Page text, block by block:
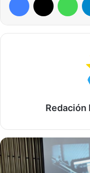
Redación